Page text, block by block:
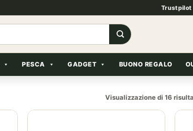
Trustpilot
PESCA GADGET BUONO REGALO
Visualizzazione di 16